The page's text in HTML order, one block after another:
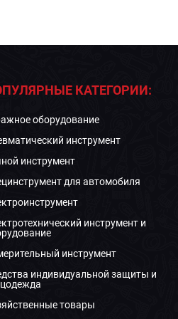
КАТЕГОРИИ:
оборудование
инструмент
инструмент
для автомобиля
инструмент и
инструмент
индивидуальной защиты и
товары